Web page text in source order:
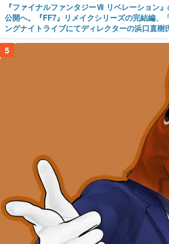
『ファイナルファンタジーⅦ リベレーション
公開へ。『FF7』リメイクシリーズの完結編、
ングナイトライブにてディレクターの浜口直樹
5